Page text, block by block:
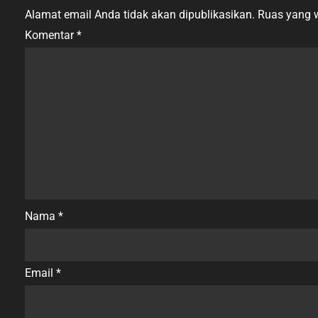
Alamat email Anda tidak akan dipublikasikan. Ruas yang
Komentar*
Nama *
Email *